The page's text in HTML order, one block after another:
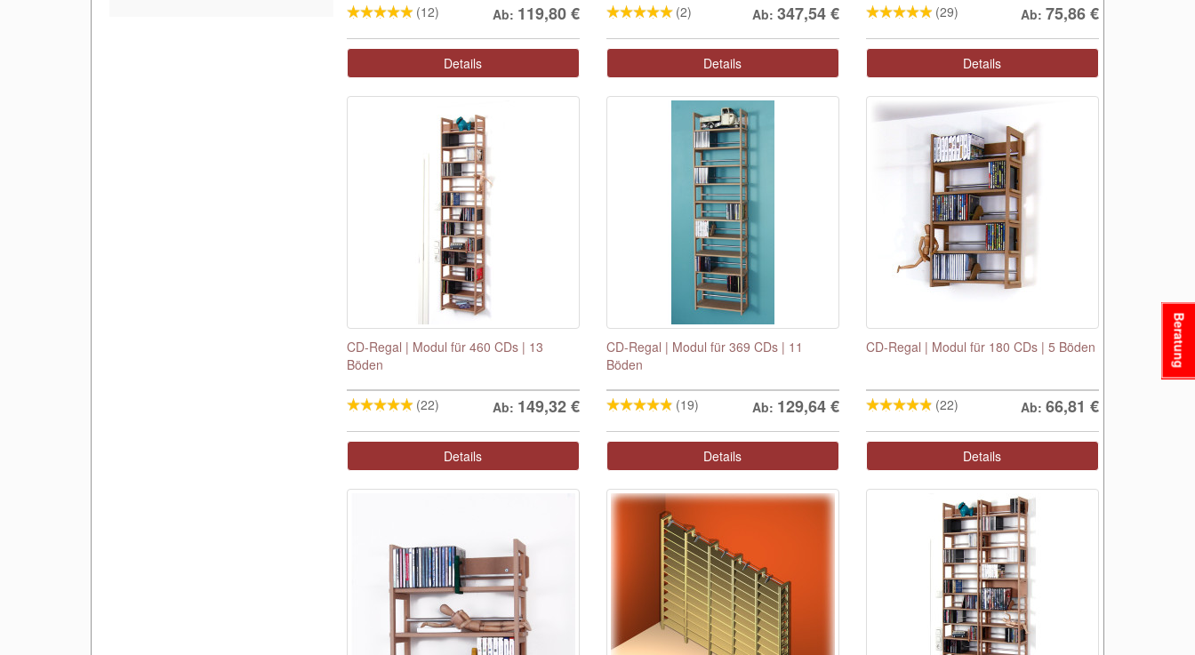
(12) Ab: 119,80€
Details
(2) Ab: 347,54€
Details
(29) Ab: 75,86€
Details
CD-Regal | Modul für 460 CDs | 13
Böden
(22) Ab: 149,32€
Details
CD-Regal | Modul für 369 CDs | 11
Böden
(19) Ab: 129,64€
Details
CD-Regal | Modul für 180 CDs | 5 Böden
(22) Ab: 66,81 €
Details
Beratung